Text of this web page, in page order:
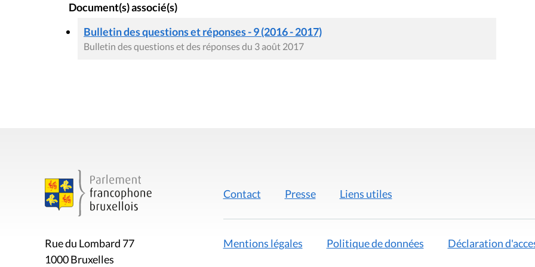
Document(s) associé(s)
Bulletin des questions et réponses - 9 (2016 - 2017)
Bulletin des questions et des réponses du 3 août 2017
Rue du Lombard 77
1000 Bruxelles
Contact Presse Liens utiles
Mentions légales Politique de données Déclaration